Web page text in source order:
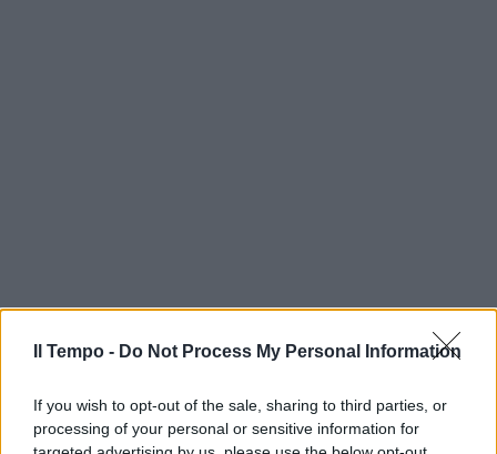
Il Tempo - Do Not Process My Personal Information
If you wish to opt-out of the sale, sharing to third parties, or
processing of your personal or sensitive information for